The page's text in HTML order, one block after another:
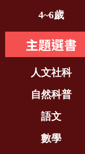
4~6歲
主題選書
人文社科
自然科普
語文
數學